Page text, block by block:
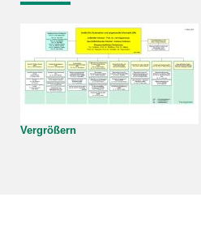
Vergrößern